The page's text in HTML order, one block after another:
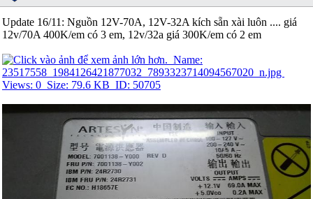
Update 16/11: Nguồn 12V-70A, 12V-32A kích sẵn xài luôn .... giá
12v/70A 400K/em có 3 em, 12v/32a giá 300K/em có 2 em